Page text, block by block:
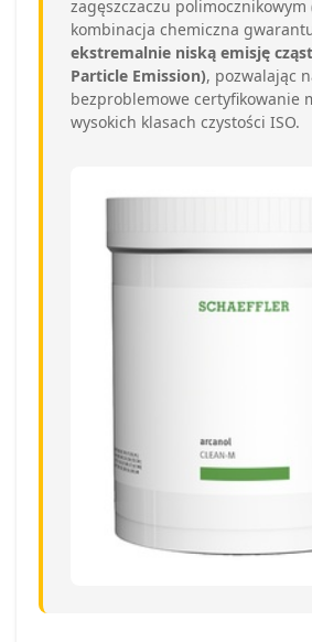
zagęszczaczu polimocznikowym
kombinacja chemiczna
ekstremalnie niską emisję
Particle Emission), pozwalając
bezproblemowe certyfikowanie
wysokich klasach czystości ISO.